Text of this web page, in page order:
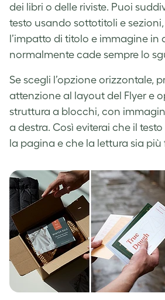
dei libri o delle riviste. Puoi
testo usando sottotitoli e
l’impatto di titolo e immagine in
normalmente cade sempre lo
Se scegli l’opzione orizzontale,
attenzione al layout del Flyer e
struttura a blocchi, con
a destra. Così eviterai che il
la pagina e che la lettura sia più